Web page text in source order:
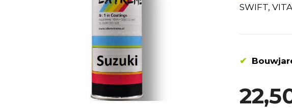
SWIFT,
✔